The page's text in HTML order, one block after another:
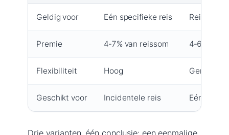
Geldig voor Eén specifieke reis Reizen
Premie 4‑7% van reissom 4‑6% van
Flexibiliteit Hoog
Geschikt voor Incidentele reis Eén
Drie varianten, één conclusie: een eenmalige